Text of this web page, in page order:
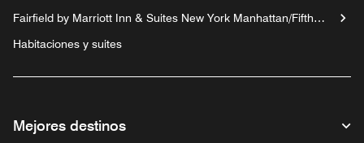
Fairfield by Marriott Inn & Suites New York Manhattan/Fifth
Habitaciones y suites
Mejores destinos